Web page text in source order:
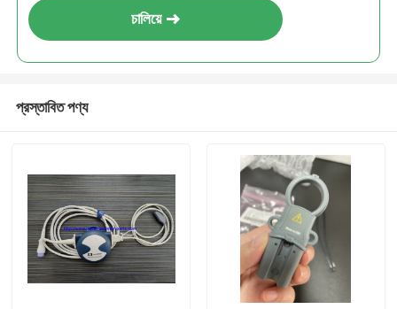
চালিয়ে
প্রস্তাবিত পণ্য